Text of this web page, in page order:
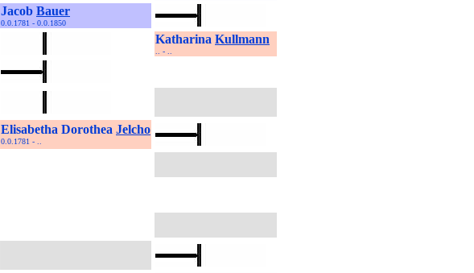
Jacob Bauer
0.0.1781 - 0.0.1850
Katharina Kullmann
.. - ..
Elisabetha Dorothea Jelcho
0.0.1781 - ..